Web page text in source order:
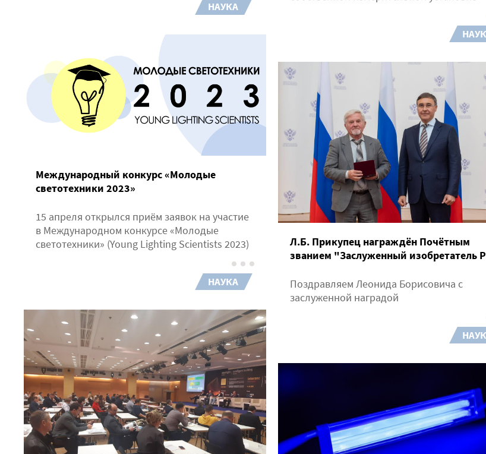
НАУКА
Международный конкурс «Молодые
светотехники 2023»
15 апреля открылся приём заявок на участие
в Международном конкурсе «Молодые
светотехники» (Young Lighting Scientists 2023)
НАУКА
Л.Б. Прикупец награждён Почётным
званием "Заслуженный изобретатель
Поздравляем Леонида Борисовича с
заслуженной наградой